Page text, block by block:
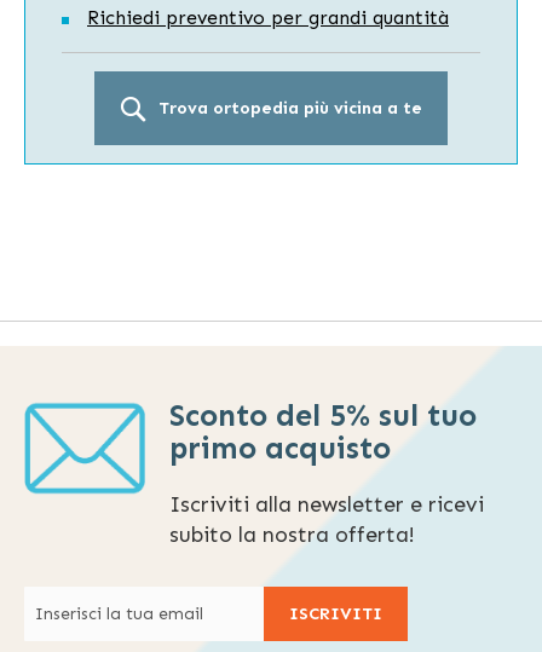
Richiedi preventivo per grandi quantità
Trova ortopedia più vicina a te
Sconto del 5% sul tuo
primo acquisto
Iscriviti alla newsletter e ricevi
subito la nostra offerta!
ISCRIVITI